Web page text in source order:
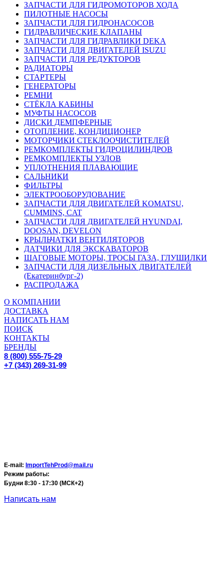
ЗАПЧАСТИ ДЛЯ ГИДРОМОТОРОВ ХОДА
ПИЛОТНЫЕ НАСОСЫ
ЗАПЧАСТИ ДЛЯ ГИДРОНАСОСОВ
ГИДРАВЛИЧЕСКИЕ КЛАПАНЫ
ЗАПЧАСТИ ДЛЯ ГИДРАВЛИКИ DEKA
ЗАПЧАСТИ ДЛЯ ДВИГАТЕЛЕЙ ISUZU
ЗАПЧАСТИ ДЛЯ РЕДУКТОРОВ
РАДИАТОРЫ
СТАРТЕРЫ
ГЕНЕРАТОРЫ
РЕМНИ
СТЁКЛА КАБИНЫ
МУФТЫ НАСОСОВ
ДИСКИ ДЕМПФЕРНЫЕ
ОТОПЛЕНИЕ, КОНДИЦИОНЕР
МОТОРЧИКИ СТЕКЛООЧИСТИТЕЛЕЙ
РЕМКОМПЛЕКТЫ ГИДРОЦИЛИНДРОВ
РЕМКОМПЛЕКТЫ УЗЛОВ
УПЛОТНЕНИЯ ПЛАВАЮЩИЕ
САЛЬНИКИ
ФИЛЬТРЫ
ЭЛЕКТРООБОРУДОВАНИЕ
ЗАПЧАСТИ ДЛЯ ДВИГАТЕЛЕЙ KOMATSU,
CUMMINS, CAT
ЗАПЧАСТИ ДЛЯ ДВИГАТЕЛЕЙ HYUNDAI,
DOOSAN, DEVELON
КРЫЛЬЧАТКИ ВЕНТИЛЯТОРОВ
ДАТЧИКИ ДЛЯ ЭКСКАВАТОРОВ
ШАГОВЫЕ МОТОРЫ, ТРОСЫ ГАЗА, ГЛУШИЛКИ
ЗАПЧАСТИ ДЛЯ ДИЗЕЛЬНЫХ ДВИГАТЕЛЕЙ
(Екатеринбург-2)
РАСПРОДАЖА
О КОМПАНИИ
ДОСТАВКА
НАПИСАТЬ НАМ
ПОИСК
КОНТАКТЫ
БРЕНДЫ
8 (800) 555-75-29
+7 (343) 269-31-99
E-mail: ImportTehProd@mail.ru
Режим работы:
Будни 8:30 - 17:30 (МСК+2)
Написать нам